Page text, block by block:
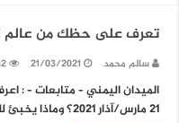
تعرف على حظك من عالم الابراج
سالم محمد 21/03/2021
الميدان اليمني – متابعات – :
21 مارس/آذار 2021؟ وماذا يخبئ لك برجكِ …